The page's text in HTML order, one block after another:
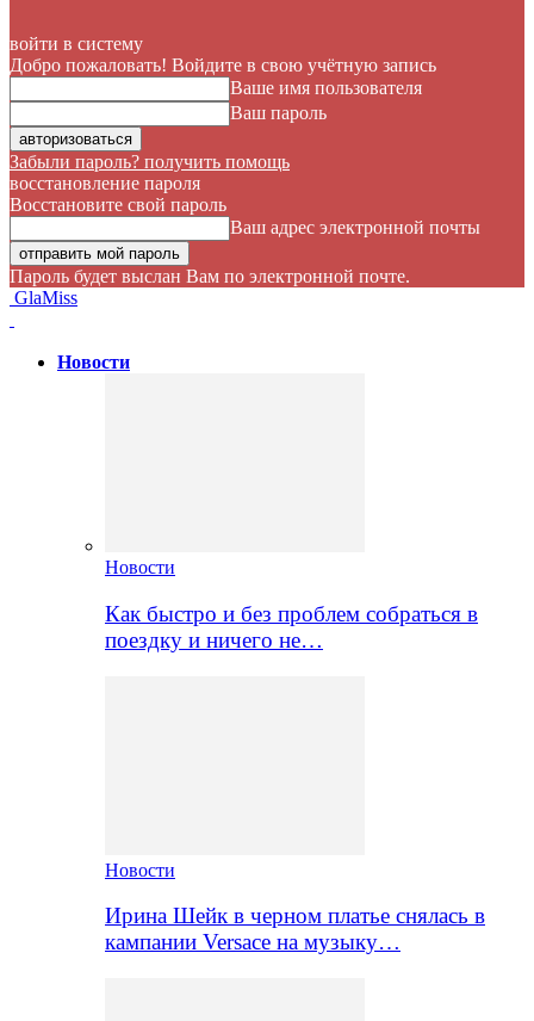
войти в систему
Добро пожаловать! Войдите в свою учётную запись
Ваше имя пользователя
Ваш пароль
Забыли пароль? получить помощь
восстановление пароля
Восстановите свой пароль
Ваш адрес электронной почты
Пароль будет выслан Вам по электронной почте.
GlaMiss
Новости
Новости
Как быстро и без проблем собраться в
поездку и ничего не…
Новости
Ирина Шейк в черном платье снялась в
кампании Versace на музыку…